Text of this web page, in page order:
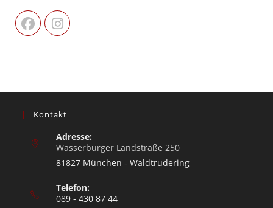
Kontakt
Adresse:
Wasserburger Landstraße 250
81827 München - Waldtrudering
Telefon:
089 - 430 87 44